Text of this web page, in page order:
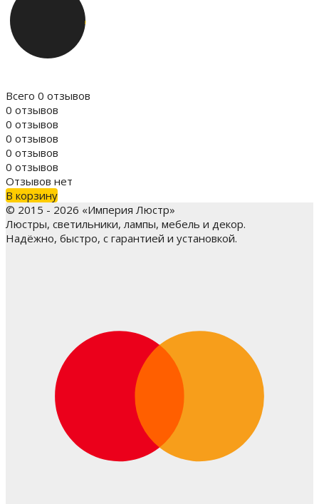
Всего 0 отзывов
0 отзывов
0 отзывов
0 отзывов
0 отзывов
0 отзывов
Отзывов нет
В корзину
© 2015 - 2026 «Империя Люстр»
Люстры, светильники, лампы, мебель и декор.
Надёжно, быстро, с гарантией и установкой.